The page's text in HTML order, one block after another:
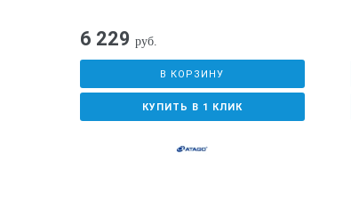
6 229 руб.
В КОРЗИНУ
КУПИТЬ В 1 КЛИК